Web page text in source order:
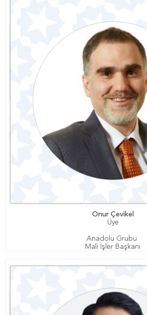
Onur Çevikel
Üye
Anadolu Grubu
Mali İşler Başkanı